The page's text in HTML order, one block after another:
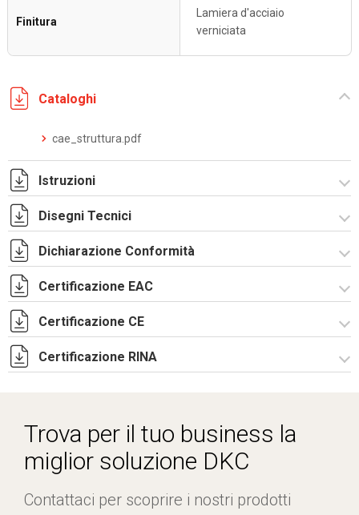
Finitura
Lamiera d'acciaio
verniciata
Cataloghi
cae_struttura.pdf
Istruzioni
Istruzioni di montaggio CAE_stampa.pdf
Disegni Tecnici
R5CAE1064.zip
Dichiarazione Conformità
CE Declaration - CAE Rev.02.pdf
UKCA Declaration - CAE Rev.01.pdf
Certificazione EAC
Lettera di esenzione EAC armadi CQE e CAE.pdf
Certificazione CE
Certificato TUV -
Certificazione RINA
Trova per il tuo business la
miglior soluzione DKC
Contattaci per scoprire i nostri prodotti